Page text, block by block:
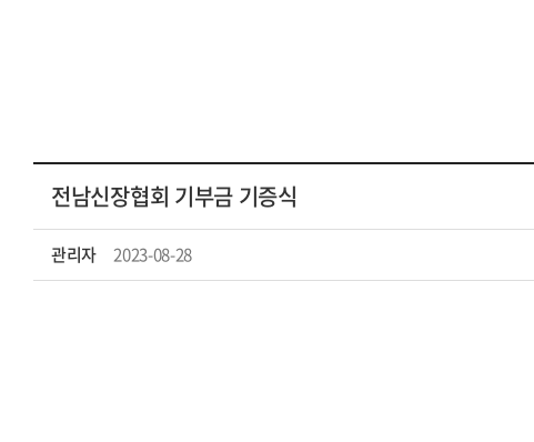
전남신장협회 기부금 기증식
관리자 2023-08-28